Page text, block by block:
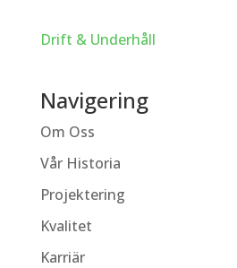
Drift & Underhåll
Navigering
Om Oss
Vår Historia
Projektering
Kvalitet
Karriär